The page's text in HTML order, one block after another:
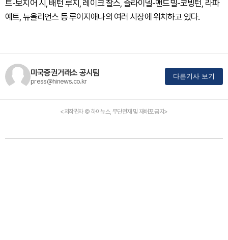
트-보지어 시, 배턴 루지, 레이크 찰스, 슬라이델-맨드빌-코빙턴, 라파
예트, 뉴올리언스 등 루이지애나의 여러 시장에 위치하고 있다.
미국증권거래소 공시팀
press@hinews.co.kr
다른기사 보기
<저작권자 © 하이뉴스, 무단전재 및 재배포 금지>